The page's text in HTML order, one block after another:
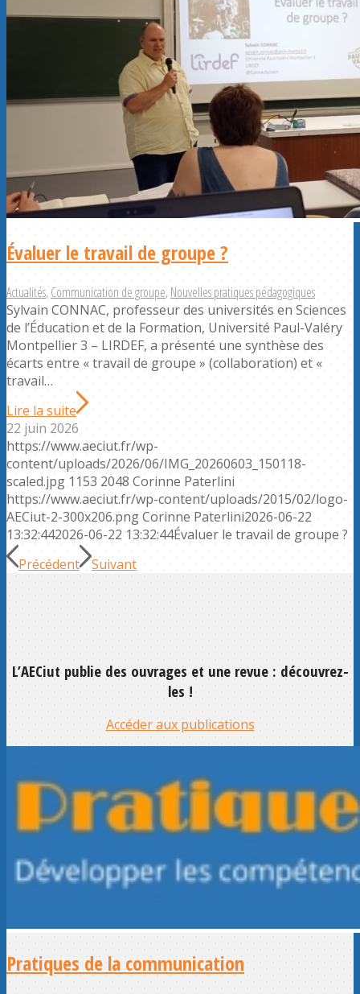
Évaluer le travail de groupe ?
Actualités,Communication de groupe,Nouvelles pratiques pédagogiques
Sylvain CONNAC, professeur des universités en Sciences
de l’Éducation et de la Formation, Université Paul-Valéry
Montpellier 3 – LIRDEF, a présenté une synthèse des
écarts entre « travail de groupe » (collaboration) et «
travail…
Lire la suite
22 juin 2026
https://www.aeciut.fr/wp-
content/uploads/2026/06/IMG_20260603_150118-
scaled.jpg 1153 2048 Corinne Paterlini
https://www.aeciut.fr/wp-content/uploads/2015/02/logo-
AECiut-2-300x206.pngCorinne Paterlini2026-06-22
13:32:442026-06-22 13:32:44Évaluer le travail de groupe ?
Précédent
Suivant
L’AECiut publie des ouvrages et une revue : découvrez-
les !
Accéder aux publications
Pratiques de la communication